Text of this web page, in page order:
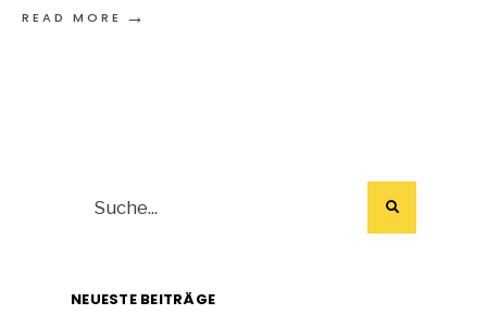
READ MORE →
NEUESTE BEITRÄGE